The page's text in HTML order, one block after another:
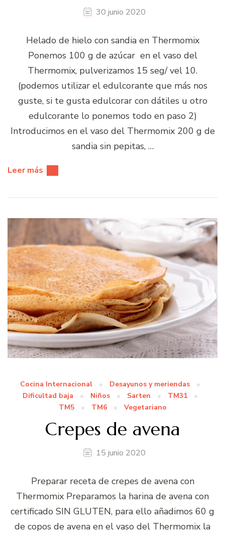
30 junio 2020
Helado de hielo con sandia en Thermomix
Ponemos 100 g de azúcar en el vaso del
Thermomix, pulverizamos 15 seg/ vel 10.
(podemos utilizar el edulcorante que más nos
guste, si te gusta edulcorar con dátiles u otro
edulcorante lo ponemos todo en paso 2)
Introducimos en el vaso del Thermomix 200 g de
sandia sin pepitas, …
Leer más
Cocina Internacional
Desayunos y meriendas
Dificultad baja
Niños Sarten
TM31
TM5
TM6 Vegetariano
Crepes de avena
15 junio 2020
Preparar receta de crepes de avena con
Thermomix Preparamos la harina de avena con
certificado SIN GLUTEN, para ello añadimos 60 g
de copos de avena en el vaso del Thermomix la